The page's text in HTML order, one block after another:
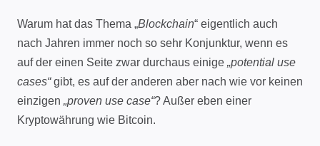
Warum hat das Thema „Blockchain“ eigentlich auch
nach Jahren immer noch so sehr Konjunktur, wenn es
auf der einen Seite zwar durchaus einige „potential use
cases“gibt, es auf der anderen aber nach wie vor keinen
einzigen „proven use case“? Außer eben einer
Kryptowährung wie Bitcoin.